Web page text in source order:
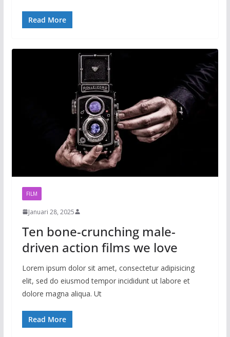
Read More
FILM
Januari 28, 2025
Ten bone-crunching male-
driven action films we love
Lorem ipsum dolor sit amet, consectetur adipisicing
elit, sed do eiusmod tempor incididunt ut labore et
dolore magna aliqua. Ut
Read More